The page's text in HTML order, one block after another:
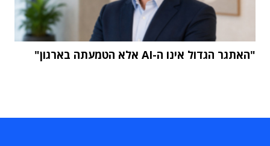
"האתגר הגדול אינו ה-AI אלא הטמעתה בארגון"